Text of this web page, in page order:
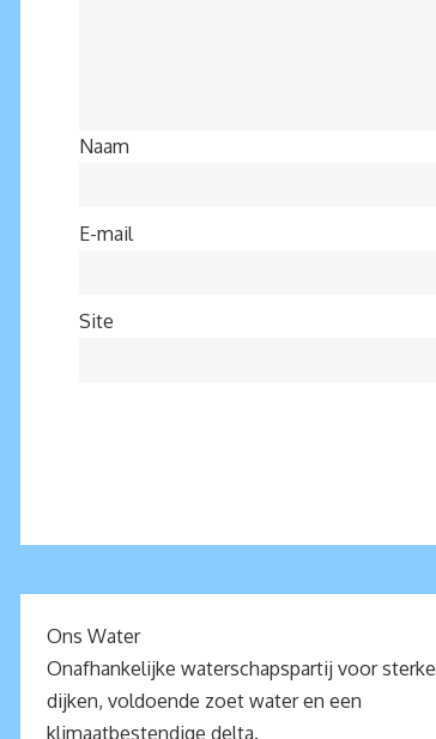
Naam
E-mail
Site
Ons Water
Onafhankelijke waterschapspartij voor sterke
dijken, voldoende zoet water en een
klimaatbestendige delta.